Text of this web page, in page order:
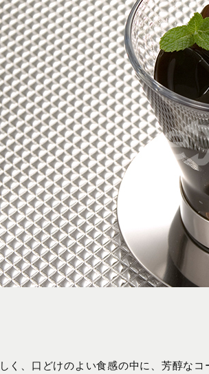
く、口どけのよい食感の中に、芳醇なコ